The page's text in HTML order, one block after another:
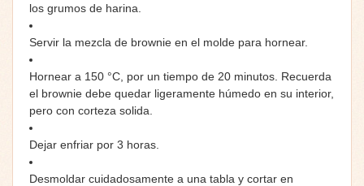
los grumos de harina.
Servir la mezcla de brownie en el molde para hornear.
Hornear a 150 °C, por un tiempo de 20 minutos. Recuerda
el brownie debe quedar ligeramente húmedo en su interior,
pero con corteza solida.
Dejar enfriar por 3 horas.
Desmoldar cuidadosamente a una tabla y cortar en